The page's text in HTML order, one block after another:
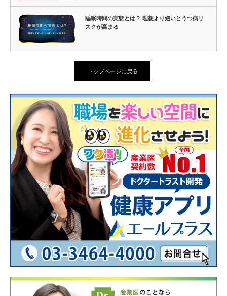
睡眠時間の実態とは？ 理想より短いとうつ病リ
スクが高まる
トップページに戻る